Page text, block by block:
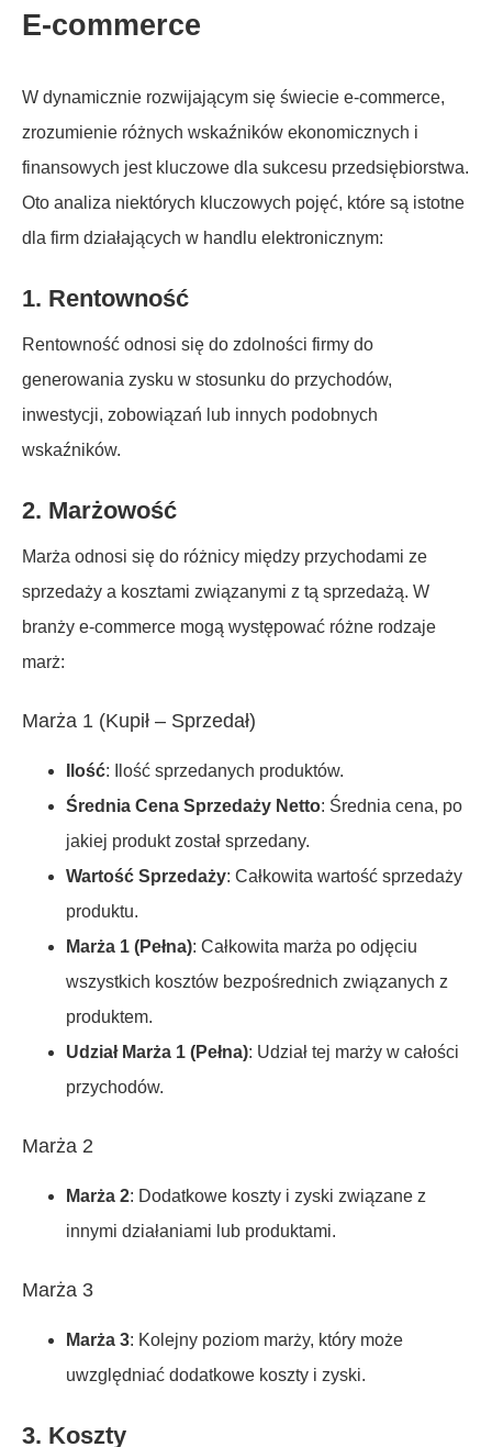
E-commerce
W dynamicznie rozwijającym się świecie e-commerce,
zrozumienie różnych wskaźników ekonomicznych i
finansowych jest kluczowe dla sukcesu przedsiębiorstwa.
Oto analiza niektórych kluczowych pojęć, które są istotne
dla firm działających w handlu elektronicznym:
1. Rentowność
Rentowność odnosi się do zdolności firmy do
generowania zysku w stosunku do przychodów,
inwestycji, zobowiązań lub innych podobnych
wskaźników.
2. Marżowość
Marża odnosi się do różnicy między przychodami ze
sprzedaży a kosztami związanymi z tą sprzedażą. W
branży e-commerce mogą występować różne rodzaje
marż:
Marża 1 (Kupił – Sprzedał)
Ilość: Ilość sprzedanych produktów.
Średnia Cena Sprzedaży Netto: Średnia cena, po
jakiej produkt został sprzedany.
Wartość Sprzedaży: Całkowita wartość sprzedaży
produktu.
Marża 1 (Pełna): Całkowita marża po odjęciu
wszystkich kosztów bezpośrednich związanych z
produktem.
Udział Marża 1 (Pełna): Udział tej marży w całości
przychodów.
Marża 2
Marża 2: Dodatkowe koszty i zyski związane z
innymi działaniami lub produktami.
Marża 3
Marża 3: Kolejny poziom marży, który może
uwzględniać dodatkowe koszty i zyski.
3. Koszty